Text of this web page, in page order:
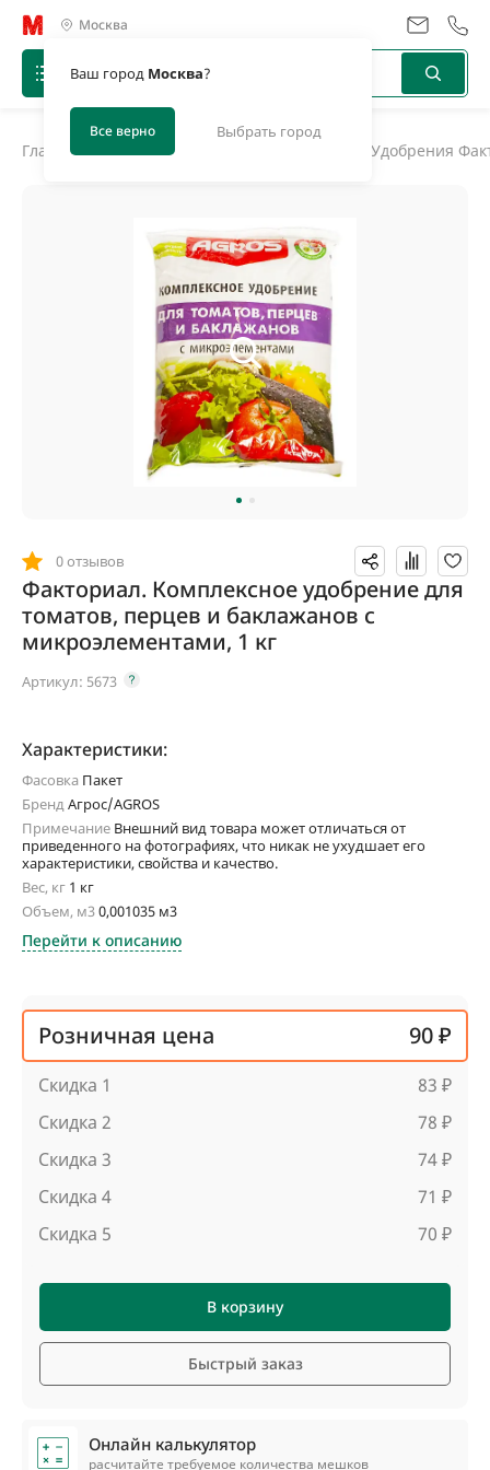
Москва
Ваш город Москва?
Все верно Выбрать город
Главная Удобрения, биоактиваторы Удобрения
0 отзывов
Факториал. Комплексное удобрение для
томатов, перцев и баклажанов с
микроэлементами, 1 кг
Артикул: 5673
Характеристики:
Фасовка Пакет
БрендАгрос/AGROS
Примечание Внешний вид товара может отличаться от
приведенного на фотографиях, что никак не ухудшает его
характеристики, свойства и качество.
Вес, кг 1 кг
Объем, м30,001035 м3
Перейти к описанию
Розничная цена 90 ₽
Скидка 1
83 ₽
Скидка 2
78 ₽
Скидка 3
74 ₽
Скидка 4
71 ₽
Скидка 5
70 ₽
В корзину
Быстрый заказ
Онлайн калькулятор
расчитайте требуемое количества мешков